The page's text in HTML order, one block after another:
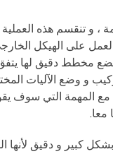
و تنقسم هذه العملية
بالعمل على الهيكل
مخطط دقيق لها
و وضع الآليات
المهمة التي سوف
معا.
بشكل كبير و دقيق